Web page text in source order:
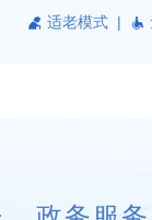
适老模式 |